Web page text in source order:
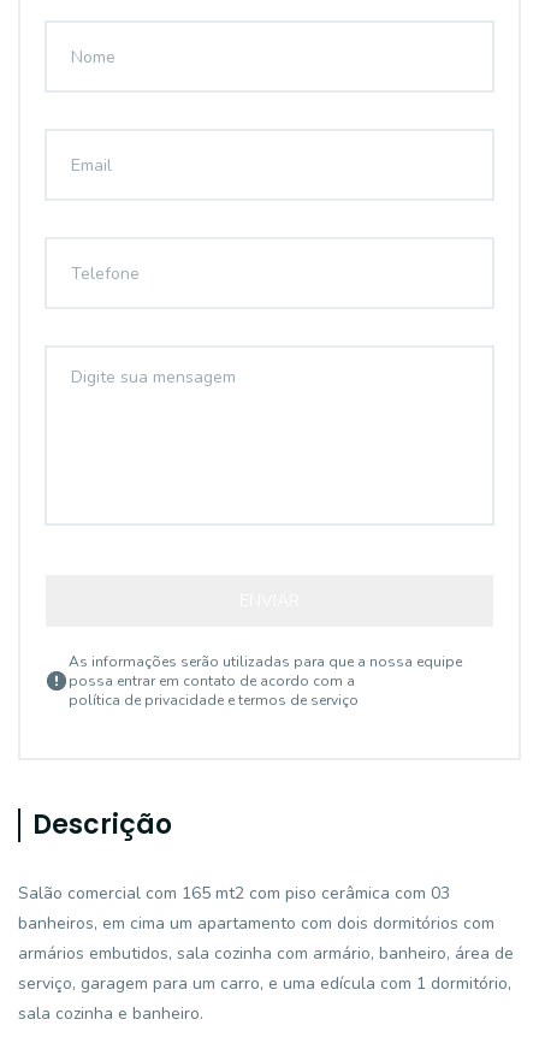
As informações serão utilizadas para que a nossa equipe
possa entrar em contato de acordo com a
política de privacidade e termos de serviço
Descrição
Salão comercial com 165 mt2 com piso cerâmica com 03
banheiros, em cima um apartamento com dois dormitórios com
armários embutidos, sala cozinha com armário, banheiro, área de
serviço, garagem para um carro, e uma edícula com 1 dormitório,
sala cozinha e banheiro.